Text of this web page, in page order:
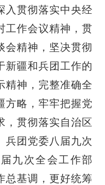
入贯彻落实中央经
工作会议精神，贯
会精神，坚决贯彻
新疆和兵团工作的
精神，完整准确全
方略，牢牢把握党
，贯彻落实自治区
兵团党委八届九次
九次全会工作部
总基调，更好统筹